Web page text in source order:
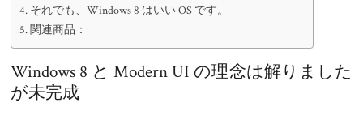
それでも、Windows 8 はいい OS です。
関連商品：
Windows 8 と Modern UI の理念は解りました
が未完成